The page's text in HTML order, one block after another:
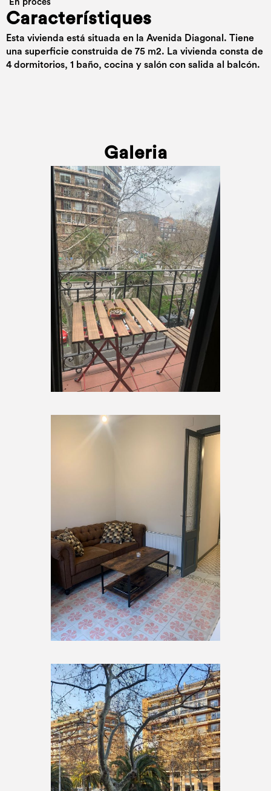
En procés
Característiques
Esta vivienda está situada en la Avenida Diagonal. Tiene
una superficie construida de 75 m2. La vivienda consta de
4 dormitorios, 1 baño, cocina y salón con salida al balcón.
Galeria